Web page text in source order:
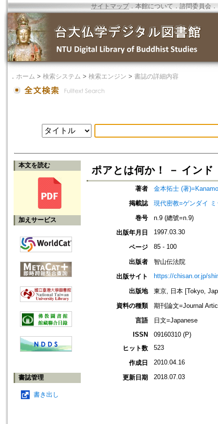
サイトマップ．本館について ． 諮問委員会 ．
． ホーム > 検索システム > 検索エンジン > 書誌の詳細内容
本文を読む
加えサービス
書誌管理
書き出し
ポアとは何か！ － インド
著者
金本拓士 (著
掲載誌
現代密教=ゲンダイ
巻号
n.9 (總號=n.9)
出版年月日
1997.03.30
ページ 85 - 100
出版者
智山伝法院
出版サイト
https://chisan.or.jp/
出版地
東京, 日本 [Tokyo,
資料の種類
期刊論文=Journal
言語
日文=Japanese
ISSN
09160310 (P)
ヒット数
523
作成日 2010.04.16
更新日期 2018.07.03